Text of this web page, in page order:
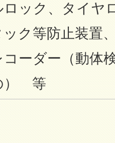
ック、タイヤ
ック等防止装置
ーダー（動体
） 等